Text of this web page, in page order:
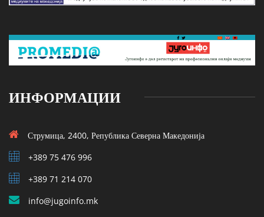
ИНФОРМАЦИИ
Струмица, 2400, Република Северна Македонија
+389 75 476 996
+389 71 214 070
info@jugoinfo.mk